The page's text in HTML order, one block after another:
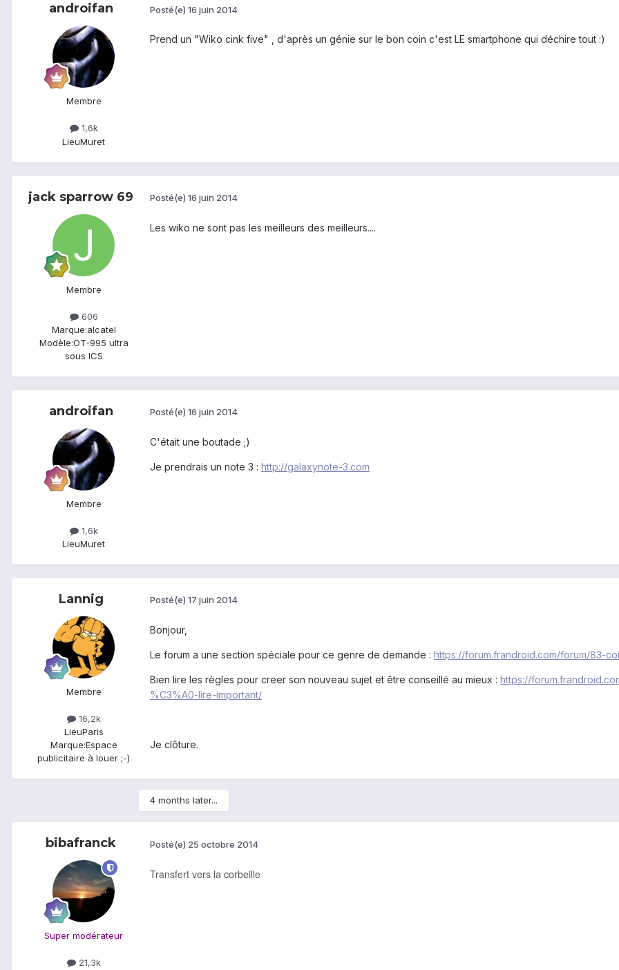
androifan
Membre
1,6k
LieuMuret
Posté(e) 16 juin 2014
Prend un "Wiko cink five" , d'après un génie sur le bon coin c'est LE smartphone qui déchire tout :)
jack sparrow 69
Membre
606
Marque:alcatel
Modèle:OT-995 ultra
sous ICS
Posté(e) 16 juin 2014
Les wiko ne sont pas les meilleurs des meilleurs....
androifan
Membre
1,6k
LieuMuret
Posté(e) 16 juin 2014
C'était une boutade ;)
Je prendrais un note 3 : http://galaxynote-3.com
Lannig
Membre
16,2k
LieuParis
Marque:Espace
publicitaire à louer ;-)
Posté(e) 17 juin 2014
Bonjour,
Le forum a une section spéciale pour ce genre de demande : https://forum.frandroid.com/forum/83-
Bien lire les règles pour creer son nouveau sujet et être conseillé au mieux : https://
%C3%A0-lire-important/
Je clôture.
4 months later...
bibafranck
Super modérateur
21,3k
Posté(e) 25 octobre 2014
Transfert vers la corbeille